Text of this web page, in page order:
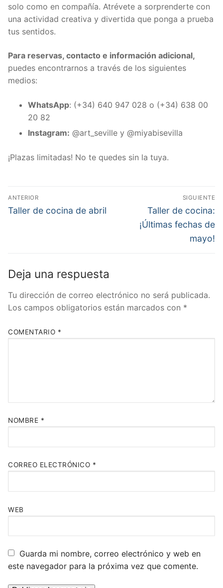
solo como en compañía. Atrévete a sorprenderte con
una actividad creativa y divertida que ponga a prueba
tus sentidos.
Para reservas, contacto e información adicional,
puedes encontrarnos a través de los siguientes
medios:
WhatsApp: (+34) 640 947 028 o (+34) 638 00
20 82
Instagram: @art_seville y @miyabisevilla
¡Plazas limitadas! No te quedes sin la tuya.
Navegación
de
ANTERIOR
Entrada
Taller de cocina de abril
SIGUIENTE
Entrada
siguiente:
Taller de cocina:
¡Últimas fechas de
mayo!
Deja una respuesta
Tu dirección de correo electrónico no será publicada.
Los campos obligatorios están marcados con *
COMENTARIO *
NOMBRE *
CORREO ELECTRÓNICO *
WEB
Guarda mi nombre, correo electrónico y web en
este navegador para la próxima vez que comente.